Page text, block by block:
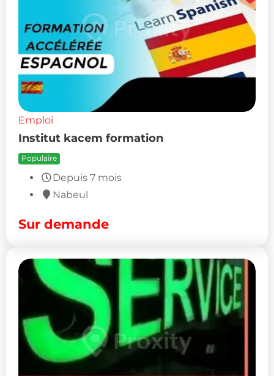
Emploi
Institut kacem formation
Populaire
Depuis 7 mois
Nabeul
Sur demande